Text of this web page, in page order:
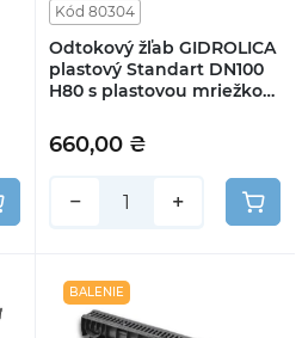
Kód 80304
Odtokový žľab GIDROLICA
plastový Standart DN100
H80 s plastovou mriežkou
660,00 ₴
− +
BALENIE